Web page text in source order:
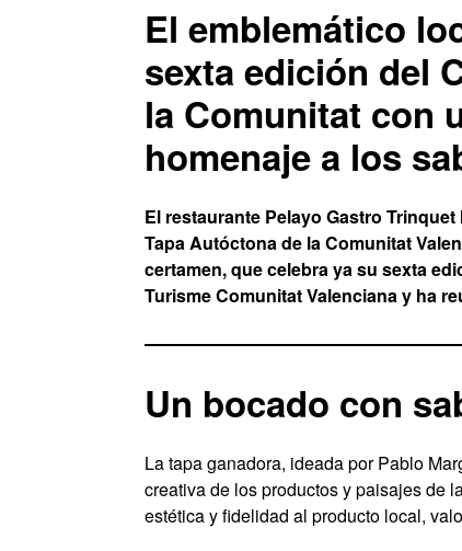
El emblemático
sexta edición del
la Comunitat con
homenaje a los
El restaurante Pelayo Gastro
Tapa Autóctona de la Comunitat
certamen, que celebra ya su sexta
Turisme Comunitat Valenciana y ha
Un bocado con
La tapa ganadora, ideada por Pablo
creativa de los productos y paisajes de
estética y fidelidad al producto local,